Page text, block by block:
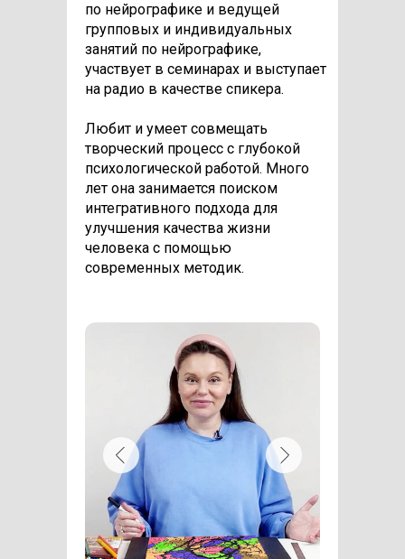
по нейрографике и ведущей
групповых и индивидуальных
занятий по нейрографике,
участвует в семинарах и выступает
на радио в качестве спикера.
Любит и умеет совмещать
творческий процесс с глубокой
психологической работой. Много
лет она занимается поиском
интегративного подхода для
улучшения качества жизни
человека с помощью
современных методик.